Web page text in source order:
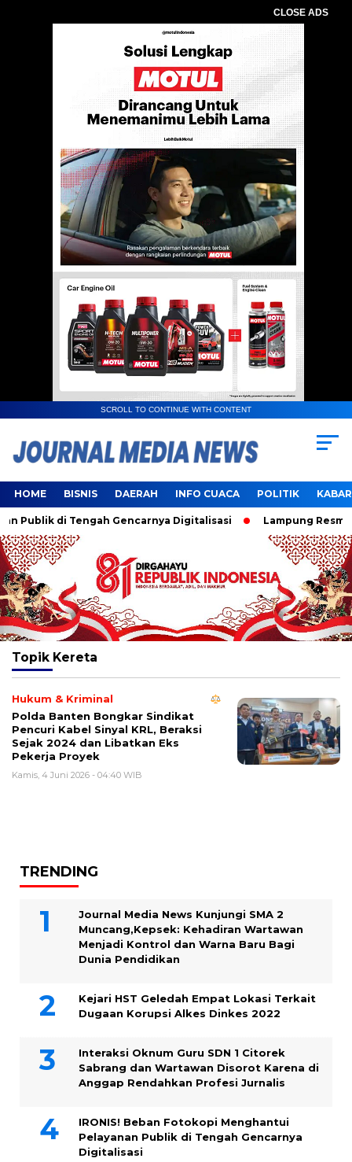
CLOSE ADS
SCROLL TO CONTINUE WITH CONTENT
HOME BISNIS DAERAH INFO CUACA POLITIK
Publik di Tengah Gencarnya Digitalisasi Lampung Resmi
Topik Kereta
Hukum & Kriminal
Polda Banten Bongkar Sindikat
Pencuri Kabel Sinyal KRL, Beraksi
Sejak 2024 dan Libatkan Eks
Pekerja Proyek
Kamis, 4 Juni 2026 - 04:40 WIB
TRENDING
Journal Media News Kunjungi SMA 2
Muncang,Kepsek: Kehadiran Wartawan
Menjadi Kontrol dan Warna Baru Bagi
Dunia Pendidikan
Kejari HST Geledah Empat Lokasi Terkait
Dugaan Korupsi Alkes Dinkes 2022
Interaksi Oknum Guru SDN 1 Citorek
Sabrang dan Wartawan Disorot Karena di
Anggap Rendahkan Profesi Jurnalis
IRONIS! Beban Fotokopi Menghantui
Pelayanan Publik di Tengah Gencarnya
Digitalisasi